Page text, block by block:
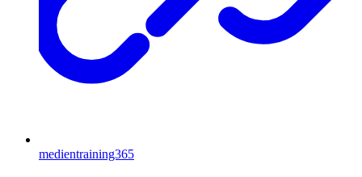
medientraining365